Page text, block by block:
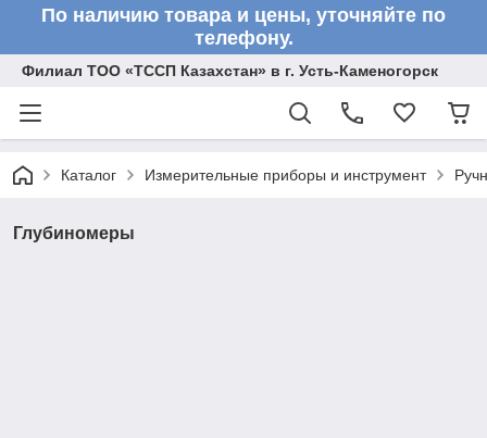
По наличию товара и цены, уточняйте по
телефону.
Филиал ТОО «ТССП Казахстан» в г. Усть-Каменогорск
Каталог Измерительные приборы и инструмент
Глубиномеры